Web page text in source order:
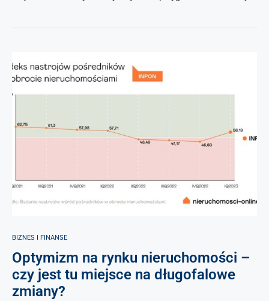
BIZNES I FINANSE
Optymizm na rynku nieruchomości –
czy jest tu miejsce na długofalowe
zmiany?